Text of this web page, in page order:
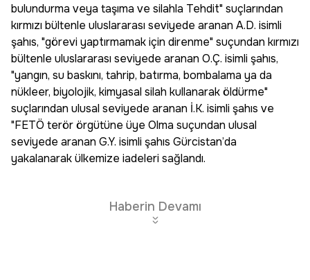
bulundurma veya taşıma ve silahla Tehdit" suçlarından
kırmızı bültenle uluslararası seviyede aranan A.D. isimli
şahıs, "görevi yaptırmamak için direnme" suçundan kırmızı
bültenle uluslararası seviyede aranan O.Ç. isimli şahıs,
"yangın, su baskını, tahrip, batırma, bombalama ya da
nükleer, biyolojik, kimyasal silah kullanarak öldürme"
suçlarından ulusal seviyede aranan İ.K. isimli şahıs ve
"FETÖ terör örgütüne üye Olma suçundan ulusal
seviyede aranan G.Y. isimli şahıs Gürcistan’da
yakalanarak ülkemize iadeleri sağlandı.
Haberin Devamı